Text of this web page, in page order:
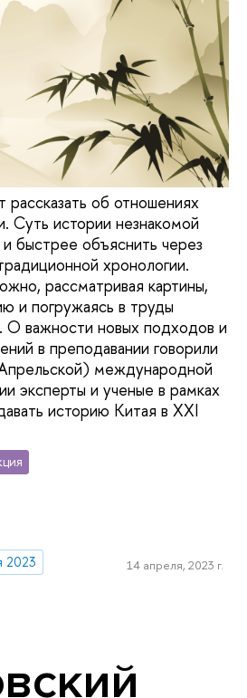
рассказать об отношениях
Суть истории незнакомой
быстрее объяснить через
хронологии.
рассматривая картины,
и погружаясь в труды
О важности новых подходов и
в преподавании говорили
международной
эксперты и ученые в рамках
историю Китая в XXI
2023
14 апреля, 2023 г.